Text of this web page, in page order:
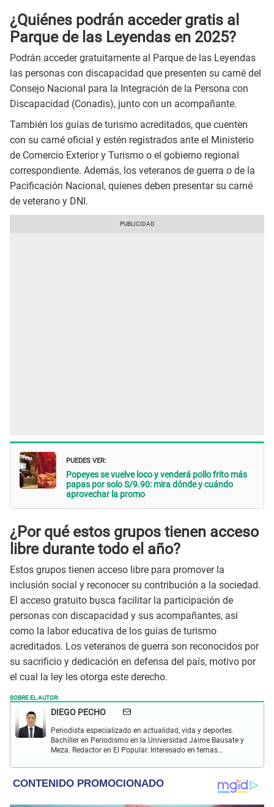
¿Quiénes podrán acceder gratis al
Parque de las Leyendas en 2025?
Podrán acceder gratuitamente al Parque de las Leyendas
las personas con discapacidad que presenten su carné del
Consejo Nacional para la Integración de la Persona con
Discapacidad (Conadis), junto con un acompañante.
También los guías de turismo acreditados, que cuenten
con su carné oficial y estén registrados ante el Ministerio
de Comercio Exterior y Turismo o el gobierno regional
correspondiente. Además, los veteranos de guerra o de la
Pacificación Nacional, quienes deben presentar su carné
de veterano y DNI.
PUEDES VER:
Popeyes se vuelve loco y venderá pollo frito más
papas por solo S/9.90: mira dónde y cuándo
aprovechar la promo
¿Por qué estos grupos tienen acceso
libre durante todo el año?
Estos grupos tienen acceso libre para promover la
inclusión social y reconocer su contribución a la sociedad.
El acceso gratuito busca facilitar la participación de
personas con discapacidad y sus acompañantes, así
como la labor educativa de los guías de turismo
acreditados. Los veteranos de guerra son reconocidos por
su sacrificio y dedicación en defensa del país, motivo por
el cual la ley les otorga este derecho.
SOBRE EL AUTOR:
DIEGO PECHO
Periodista especializado en actualidad, vida y deportes.
Bachiller en Periodismo en la Universidad Jaime Bausate y
Meza. Redactor en El Popular. Interesado en temas
internacional, trucos caseros y educación.